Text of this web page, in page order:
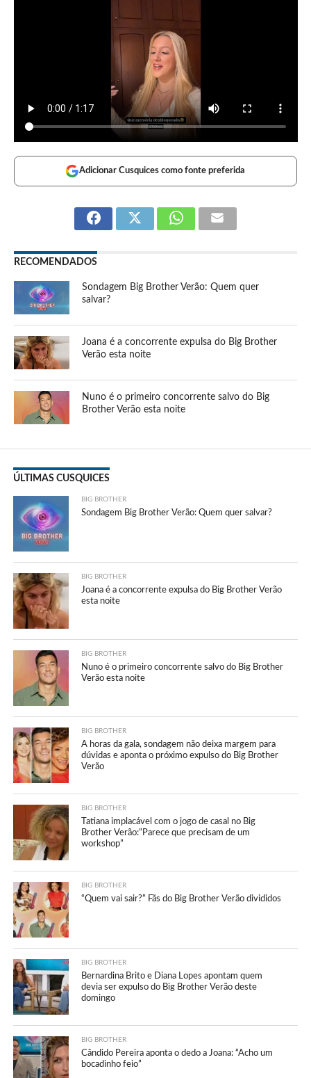
Adicionar Cusquices como fonte preferida
RECOMENDADOS
Sondagem Big Brother Verão: Quem quer
salvar?
Joana é a concorrente expulsa do Big Brother
Verão esta noite
Nuno é o primeiro concorrente salvo do Big
Brother Verão esta noite
ÚLTIMAS CUSQUICES
BIG BROTHER
Sondagem Big Brother Verão: Quem quer salvar?
BIG BROTHER
Joana é a concorrente expulsa do Big Brother Verão
esta noite
BIG BROTHER
Nuno é o primeiro concorrente salvo do Big Brother
Verão esta noite
BIG BROTHER
A horas da gala, sondagem não deixa margem para
dúvidas e aponta o próximo expulso do Big Brother
Verão
BIG BROTHER
Tatiana implacável com o jogo de casal no Big
Brother Verão:”Parece que precisam de um
workshop”
BIG BROTHER
“Quem vai sair?” Fãs do Big Brother Verão divididos
BIG BROTHER
Bernardina Brito e Diana Lopes apontam quem
devia ser expulso do Big Brother Verão deste
domingo
BIG BROTHER
Cândido Pereira aponta o dedo a Joana: “Acho um
bocadinho feio”